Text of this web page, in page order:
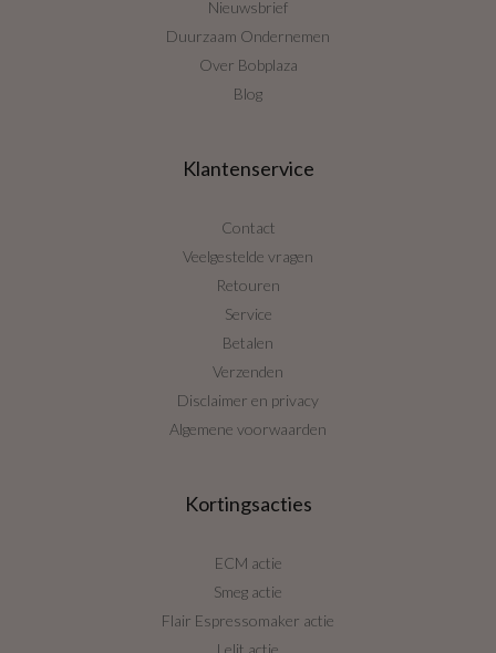
Nieuwsbrief
Duurzaam Ondernemen
Over Bobplaza
Blog
Klantenservice
Contact
Veelgestelde vragen
Retouren
Service
Betalen
Verzenden
Disclaimer en privacy
Algemene voorwaarden
Kortingsacties
ECM actie
Smeg actie
Flair Espressomaker actie
Lelit actie